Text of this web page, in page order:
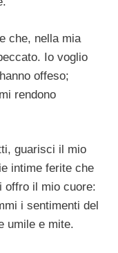
che, nella mia
Io voglio
offeso;
rendono
guarisci il mio
intime ferite che
offro il mio cuore:
i sentimenti del
umile e mite.